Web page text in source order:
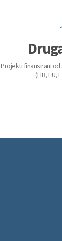
Projekti finansirani
(EIB, EU,